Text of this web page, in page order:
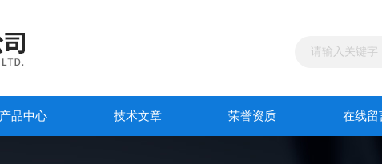
产品中心 技术文章 荣誉资质 在线留